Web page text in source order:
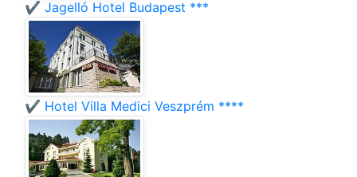
✔️ Jagelló Hotel Budapest ***
✔️ Hotel Villa Medici Veszprém ****